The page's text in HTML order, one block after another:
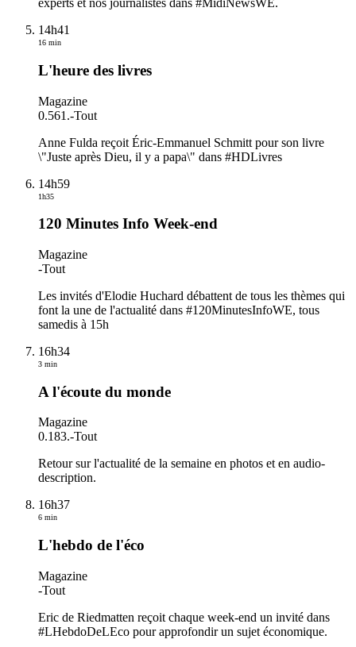
experts et nos journalistes dans #MidiNewsWE.
14h41
16 min
L'heure des livres
Magazine
0.561.-Tout
Anne Fulda reçoit Éric-Emmanuel Schmitt pour son livre
\"Juste après Dieu, il y a papa\" dans #HDLivres
14h59
1h35
120 Minutes Info Week-end
Magazine
-Tout
Les invités d'Elodie Huchard débattent de tous les thèmes qui
font la une de l'actualité dans #120MinutesInfoWE, tous
samedis à 15h
16h34
3 min
A l'écoute du monde
Magazine
0.183.-Tout
Retour sur l'actualité de la semaine en photos et en audio-
description.
16h37
6 min
L'hebdo de l'éco
Magazine
-Tout
Eric de Riedmatten reçoit chaque week-end un invité dans
#LHebdoDeLEco pour approfondir un sujet économique.